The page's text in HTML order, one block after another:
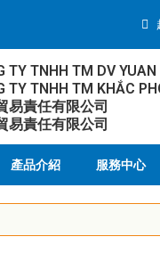
TY TNHH TM DV YUAN
TY TNHH TM KHẮC
易責任有限公司
易責任有限公司
產品介紹 服務中心